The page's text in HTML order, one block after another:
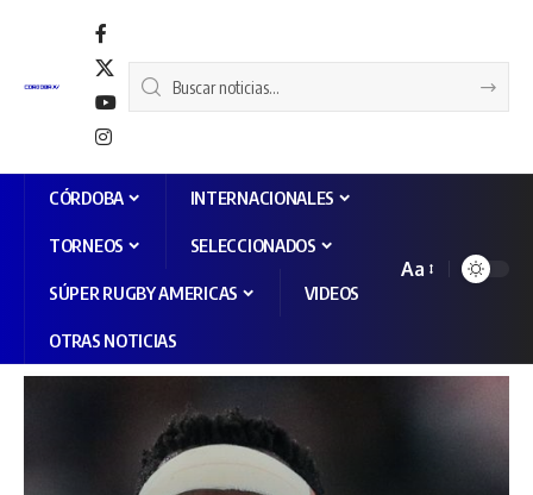
CÓRDOBA INTERNACIONALES
TORNEOS SELECCIONADOS
SÚPER RUGBY AMERICAS VIDEOS
OTRAS NOTICIAS
Aa